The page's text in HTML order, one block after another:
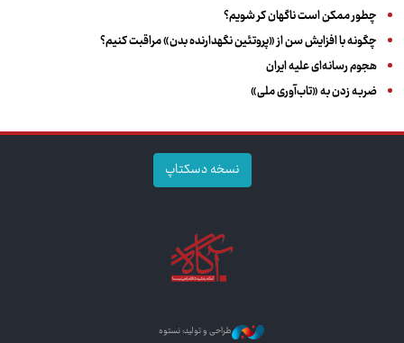
چطور ممکن است ناگهان کر شویم؟
چگونه با افزایش سن از «پروتئین نگهدارنده بدن» مراقبت کنیم؟
هجوم رسانه‌ای علیه ایران
ضربه زدن به «تاب‌آوری ملی»
نسخه دسکتاپ
طراحی و تولید: نستوه